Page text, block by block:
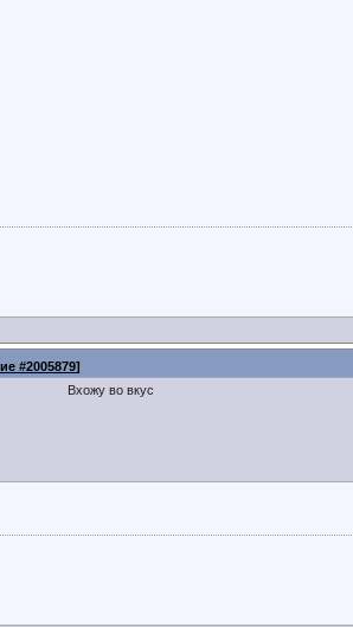
#2005879]
Вхожу во вкус